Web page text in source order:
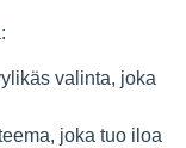
valinta, joka
joka tuo iloa